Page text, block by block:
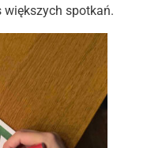
większych spotkań.